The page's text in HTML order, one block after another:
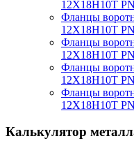
12Х18Н10Т
Фланцы
12Х18Н10Т
Фланцы
12Х18Н10Т
Фланцы
12Х18Н10Т
Фланцы
12Х18Н10Т
Калькулятор